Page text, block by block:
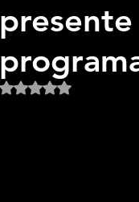
Avaliado com NaN